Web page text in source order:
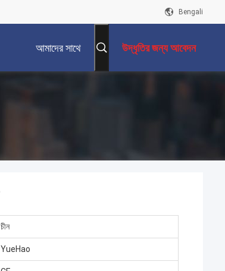
Bengali
আমাদের সাথে উদ্ধৃতির জন্য আবেদন
চীন
YueHao